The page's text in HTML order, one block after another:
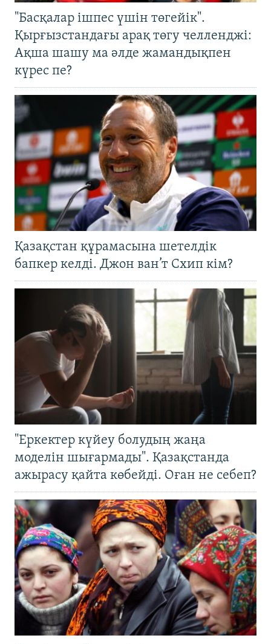
"Басқалар ішпес үшін төгейік".
Қырғызстандағы арақ төгу челленджі:
Ақша шашу ма әлде жамандықпен
күрес пе?
Қазақстан құрамасына шетелдік
бапкер келді. Джон ван’т Схип кім?
"Еркектер күйеу болудың жаңа
моделін шығармады". Қазақстанда
ажырасу қайта көбейді. Оған не себеп?